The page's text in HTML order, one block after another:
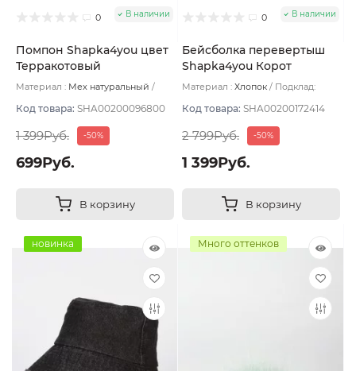
0 В наличии
Помпон Shapka4you цвет
Терракотовый
Материал : Мех натуральный
Код товара: SHA00200096800
1 399Руб. -50%
699Руб.
В корзину
0 В наличии
Бейсболка перевертыш
Shapka4you Корот
Козырёк мал белая
хлястик цвет Черный
размер 57-59
Материал : Хлопок
Подклад:
Код товара: SHA00200172414
2 799Руб. -50%
1 399Руб.
В корзину
новинка Много оттенков